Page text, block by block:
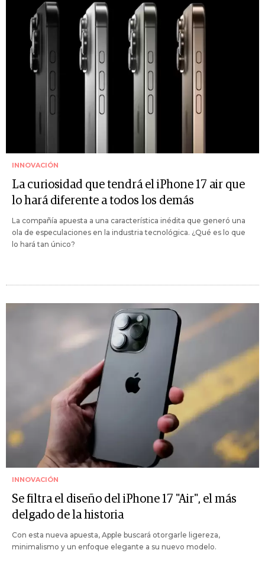
INNOVACIÓN
La curiosidad que tendrá el iPhone 17 air que
lo hará diferente a todos los demás
La compañía apuesta a una característica inédita que generó una
ola de especulaciones en la industria tecnológica. ¿Qué es lo que
lo hará tan único?
INNOVACIÓN
Se filtra el diseño del iPhone 17 "Air", el más
delgado de la historia
Con esta nueva apuesta, Apple buscará otorgarle ligereza,
minimalismo y un enfoque elegante a su nuevo modelo.